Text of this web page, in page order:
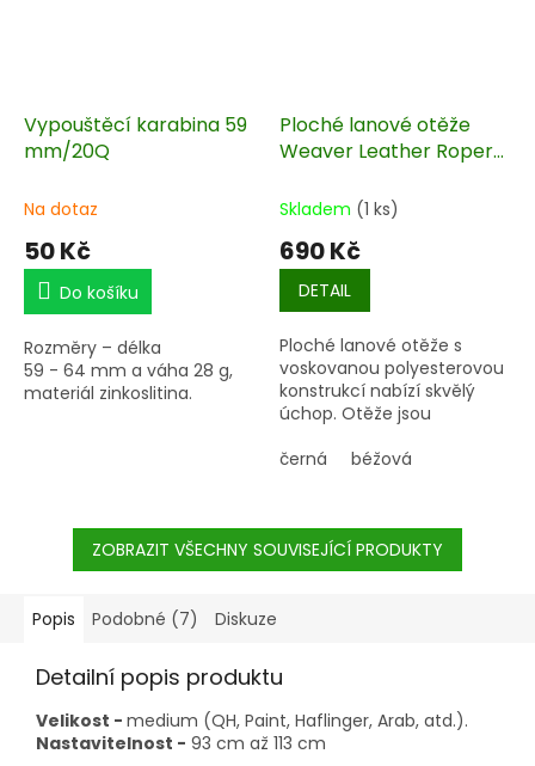
Vypouštěcí karabina 59
mm/20Q
Na dotaz
50 Kč
Do košíku
Rozměry – délka
59 - 64 mm a váha 28 g,
materiál zinkoslitina.
Ploché lanové otěže
Weaver Leather Roper
Skladem (1 ks)
690 Kč
DETAIL
Ploché lanové otěže s
voskovanou polyesterovou
konstrukcí nabízí skvělý
úchop. Otěže jsou
smyčkou s poniklovanými
černá béžová
ZOBRAZIT VŠECHNY SOUVISEJÍCÍ PRODUKTY
Popis Podobné (7) Diskuze
Detailní popis produktu
Velikost - medium (QH, Paint, Haflinger, Arab, atd.).
Nastavitelnost - 93 cm až 113 cm